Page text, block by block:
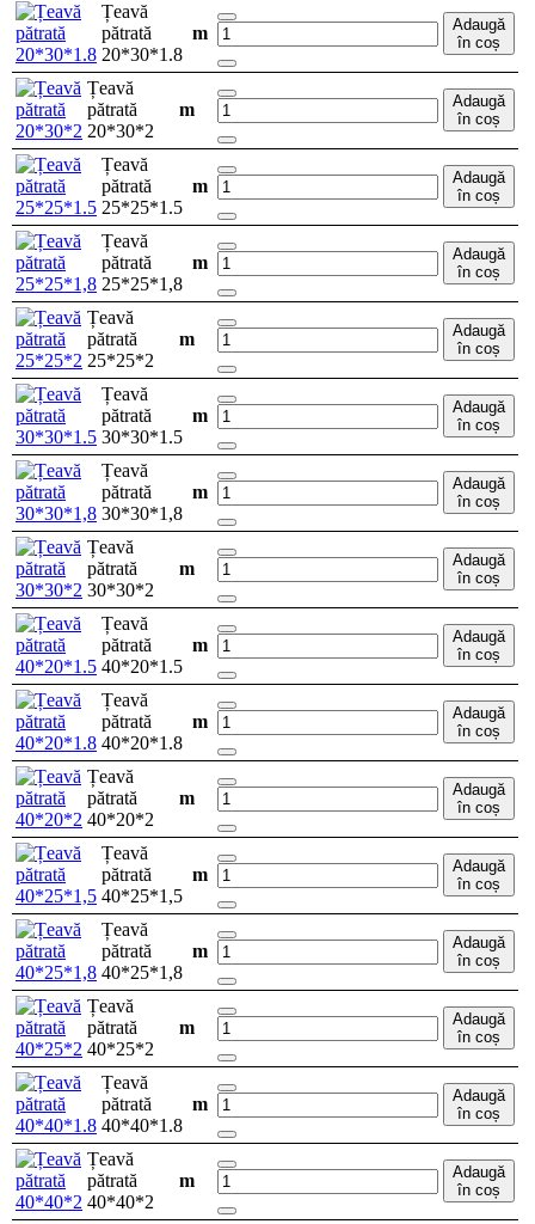
Țeavă
pătrată
20*30*1.8
m
Adaugă
în coș
Țeavă
pătrată
20*30*2
m
Adaugă
în coș
Țeavă
pătrată
25*25*1.5
m
Adaugă
în coș
Țeavă
pătrată
25*25*1,8
m
Adaugă
în coș
Țeavă
pătrată
25*25*2
m
Adaugă
în coș
Țeavă
pătrată
30*30*1.5
m
Adaugă
în coș
Țeavă
pătrată
30*30*1,8
m
Adaugă
în coș
Țeavă
pătrată
30*30*2
m
Adaugă
în coș
Țeavă
pătrată
40*20*1.5
m
Adaugă
în coș
Țeavă
pătrată
40*20*1.8
m
Adaugă
în coș
Țeavă
pătrată
40*20*2
m
Adaugă
în coș
Țeavă
pătrată
40*25*1,5
m
Adaugă
în coș
Țeavă
pătrată
40*25*1,8
m
Adaugă
în coș
Țeavă
pătrată
40*25*2
m
Adaugă
în coș
Țeavă
pătrată
40*40*1.8
m
Adaugă
în coș
Țeavă
pătrată
40*40*2
m
Adaugă
în coș